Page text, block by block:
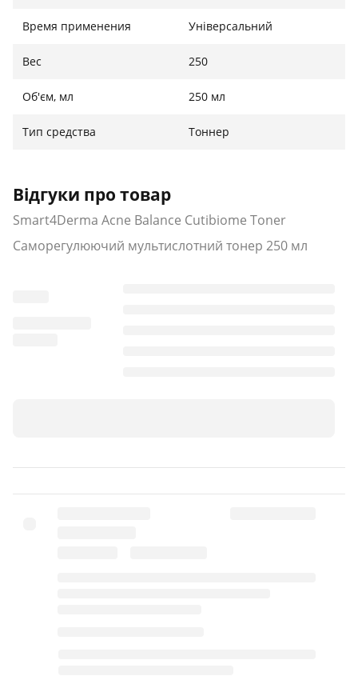
Время применения Універсальний
Вес 250
Об'єм, мл 250 мл
Тип средства Тоннер
Відгуки про товар
Smart4Derma Acne Balance Cutibiome Toner
Саморегулюючий мультислотний тонер 250 мл